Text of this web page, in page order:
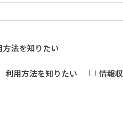
方法を知りたい
利用方法を知りたい 情報